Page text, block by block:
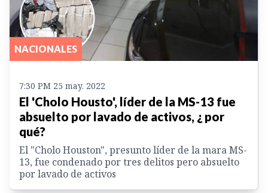
NACIONALES
7:30 PM 25 may. 2022
El 'Cholo Housto', líder de la MS-13 fue
absuelto por lavado de activos, ¿ por
qué?
El "Cholo Houston", presunto líder de la mara MS-
13, fue condenado por tres delitos pero absuelto
por lavado de activos